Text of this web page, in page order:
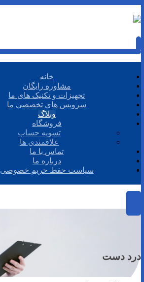
خانه
مشاوره رایگان
تجهیزات و تکنیک های ما
سرویس های تخصصی ما
وبلاگ
فروشگاه
تسویه حساب
علاقمندی ها
تماس با ما
درباره ما
سیاست حفظ حریم خصوصی
درد دست